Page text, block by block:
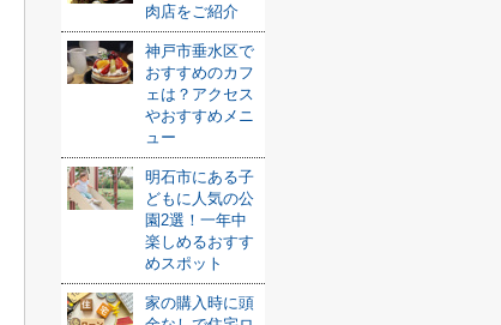
肉店をご紹介
神戸市垂水区で
おすすめのカフ
ェは？アクセス
やおすすめメニ
ュー
明石市にある子
どもに人気の公
園2選！一年中
楽しめるおすす
めスポット
家の購入時に頭